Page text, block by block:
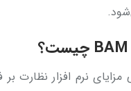
مزایای نرم افزار نظارت